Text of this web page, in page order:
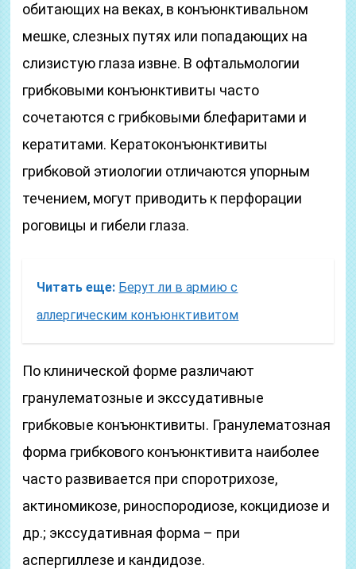
обитающих на веках, в конъюнктивальном
мешке, слезных путях или попадающих на
слизистую глаза извне. В офтальмологии
грибковыми конъюнктивиты часто
сочетаются с грибковыми блефаритами и
кератитами. Кератоконъюнктивиты
грибковой этиологии отличаются упорным
течением, могут приводить к перфорации
роговицы и гибели глаза.
Читать еще: Берут ли в армию с
аллергическим конъюнктивитом
По клинической форме различают
гранулематозные и экссудативные
грибковые конъюнктивиты. Гранулематозная
форма грибкового конъюнктивита наиболее
часто развивается при споротрихозе,
актиномикозе, риноспородиозе, кокцидиозе и
др.; экссудативная форма – при
аспергиллезе и кандидозе.